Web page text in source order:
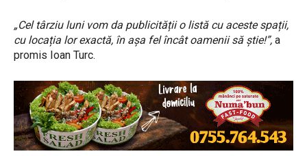
„Cel târziu luni vom da publicității o listă cu aceste spații,
cu locația lor exactă, în așa fel încât oamenii să știe!”, a
promis Ioan Turc.